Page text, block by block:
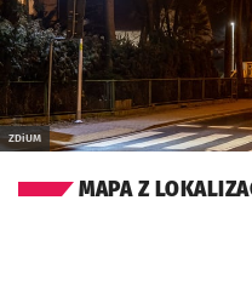
ZDiUM
MAPA Z